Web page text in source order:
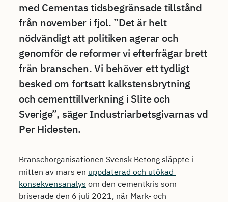
med Cementas tidsbegränsade tillstånd
från november i fjol. ”Det är helt
nödvändigt att politiken agerar och
genomför de reformer vi efterfrågar brett
från branschen. Vi behöver ett tydligt
besked om fortsatt kalkstensbrytning
och cementtillverkning i Slite och
Sverige”, säger Industriarbetsgivarnas vd
Per Hidesten.
Branschorganisationen Svensk Betong släppte i
mitten av mars en uppdaterad och utökad
konsekvensanalys om den cementkris som
briserade den 6 juli 2021, när Mark- och